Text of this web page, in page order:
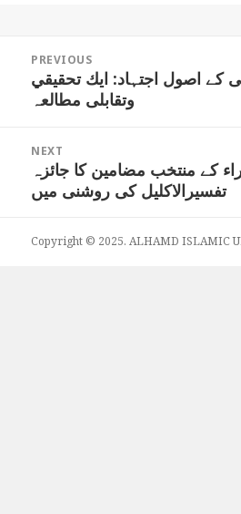
navigation
PREVIOUS
Previous
post:
کے اصول اجتہاد: ايك تحقيقي
وتقابلی مطالعہ
NEXT
Next
post:
کے منتخب مضامین کا جائزہ
تفسیرالاکلیل کی روشنی میں
Copyright © 2025. ALHAMD ISLAMIC